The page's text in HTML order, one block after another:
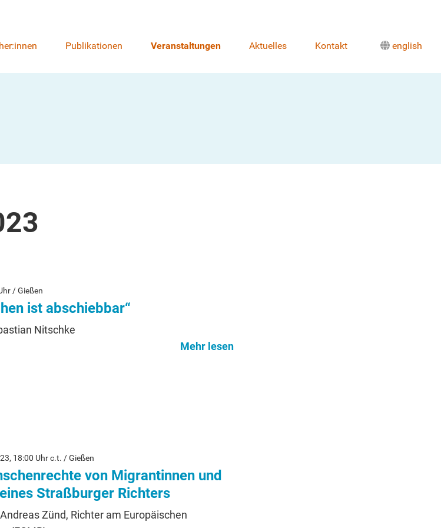
Publikationen Veranstaltungen Aktuelles Kontakt english
/ Gießen
ist abschiebbar“
Nitschke
Mehr lesen
18:00 Uhr c.t. / Gießen
von Migrantinnen und
Straßburger Richters
Zünd, Richter am Europäischen